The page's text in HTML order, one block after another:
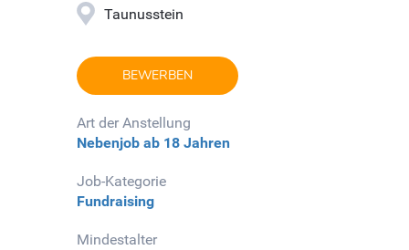
Taunusstein
BEWERBEN
Art der Anstellung
Nebenjob ab 18 Jahren
Job-Kategorie
Fundraising
Mindestalter